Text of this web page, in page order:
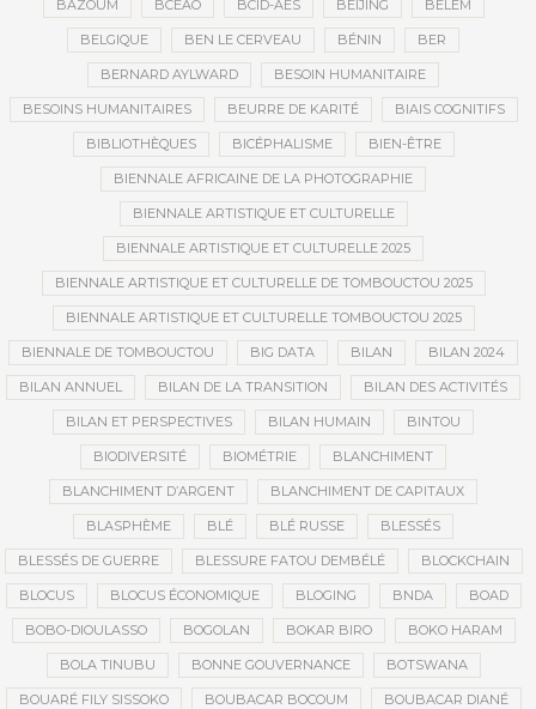
BAZOUM BCEAO BCID-AES BEIJING BELÉM
BELGIQUE BEN LE CERVEAU BÉNIN BER
BERNARD AYLWARD BESOIN HUMANITAIRE
BESOINS HUMANITAIRES BEURRE DE KARITÉ BIAIS COGNITIFS
BIBLIOTHÈQUES BICÉPHALISME BIEN-ÊTRE
BIENNALE AFRICAINE DE LA PHOTOGRAPHIE
BIENNALE ARTISTIQUE ET CULTURELLE
BIENNALE ARTISTIQUE ET CULTURELLE 2025
BIENNALE ARTISTIQUE ET CULTURELLE DE TOMBOUCTOU 2025
BIENNALE ARTISTIQUE ET CULTURELLE TOMBOUCTOU 2025
BIENNALE DE TOMBOUCTOU BIG DATA BILAN BILAN 2024
BILAN ANNUEL BILAN DE LA TRANSITION BILAN DES ACTIVITÉS
BILAN ET PERSPECTIVES BILAN HUMAIN BINTOU
BIODIVERSITÉ BIOMÉTRIE BLANCHIMENT
BLANCHIMENT D’ARGENT BLANCHIMENT DE CAPITAUX
BLASPHÈME BLÉ BLÉ RUSSE BLESSÉS
BLESSÉS DE GUERRE BLESSURE FATOU DEMBÉLÉ BLOCKCHAIN
BLOCUS BLOCUS ÉCONOMIQUE BLOGING BNDA BOAD
BOBO-DIOULASSO BOGOLAN BOKAR BIRO BOKO HARAM
BOLA TINUBU BONNE GOUVERNANCE BOTSWANA
BOUARÉ FILY SISSOKO BOUBACAR BOCOUM BOUBACAR DIANÉ